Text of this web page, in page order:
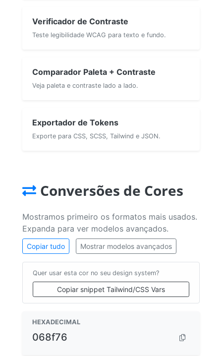
Verificador de Contraste
Teste legibilidade WCAG para texto e fundo.
Comparador Paleta + Contraste
Veja paleta e contraste lado a lado.
Exportador de Tokens
Exporte para CSS, SCSS, Tailwind e JSON.
Conversões de Cores
Mostramos primeiro os formatos mais usados.
Expanda para ver modelos avançados.
Copiar tudo Mostrar modelos avançados
Quer usar esta cor no seu design system?
Copiar snippet Tailwind/CSS Vars
HEXADECIMAL
068f76